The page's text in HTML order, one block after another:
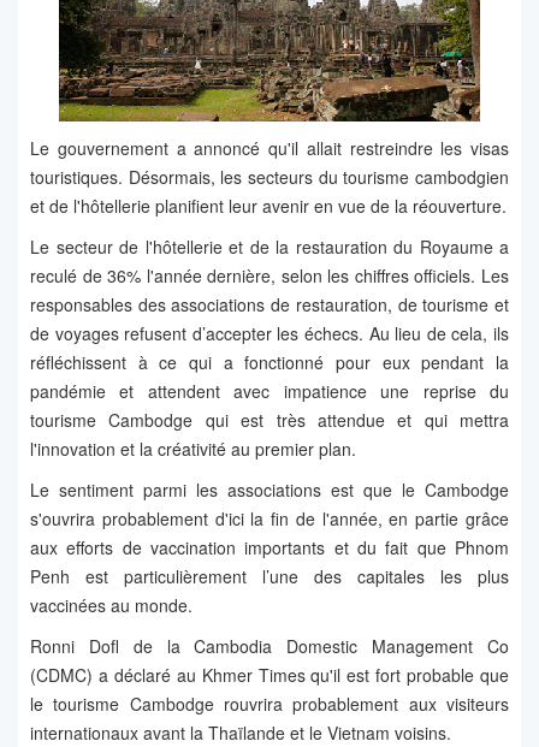
Le gouvernement a annoncé qu'il allait restreindre les visas
touristiques. Désormais, les secteurs du tourisme cambodgien
et de l'hôtellerie planifient leur avenir en vue de la réouverture.
Le secteur de l'hôtellerie et de la restauration du Royaume a
reculé de 36% l'année dernière, selon les chiffres officiels. Les
responsables des associations de restauration, de tourisme et
de voyages refusent d’accepter les échecs. Au lieu de cela, ils
réfléchissent à ce qui a fonctionné pour eux pendant la
pandémie et attendent avec impatience une reprise du
tourisme Cambodge qui est très attendue et qui mettra
l'innovation et la créativité au premier plan.
Le sentiment parmi les associations est que le Cambodge
s'ouvrira probablement d'ici la fin de l'année, en partie grâce
aux efforts de vaccination importants et du fait que Phnom
Penh est particulièrement l’une des capitales les plus
vaccinées au monde.
Ronni Dofl de la Cambodia Domestic Management Co
(CDMC) a déclaré au Khmer Times qu'il est fort probable que
le tourisme Cambodge rouvrira probablement aux visiteurs
internationaux avant la Thaïlande et le Vietnam voisins.